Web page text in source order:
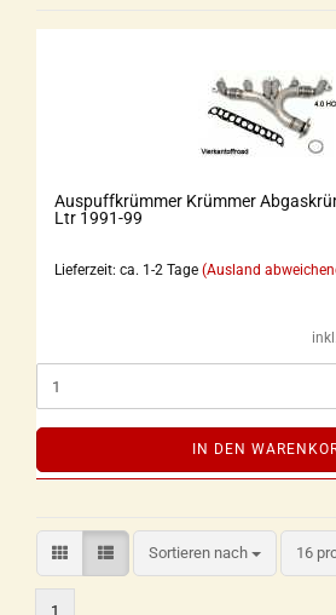
Auspuffkrümmer Krümmer
Ltr 1991-99
Lieferzeit: ca. 1-2 Tage (Ausland
IN DEN
Sortieren nach 16
1